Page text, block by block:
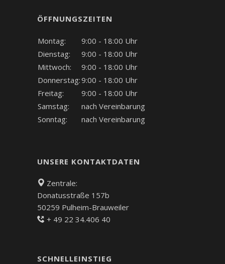
ÖFFNUNGSZEITEN
Montag:
9:00 - 18:00 Uhr
Dienstag:
9:00 - 18:00 Uhr
Mittwoch:
9:00 - 18:00 Uhr
Donnerstag:9:00 - 18:00 Uhr
Freitag:
9:00 - 18:00 Uhr
Samstag:
nach Vereinbarung
Sonntag:
nach Vereinbarung
UNSERE KONTAKTDATEN
Zentrale:
Donatusstraße 157b
50259 Pulheim-Brauweiler
+ 49 22 34.406 40
SCHNELLEINSTIEG